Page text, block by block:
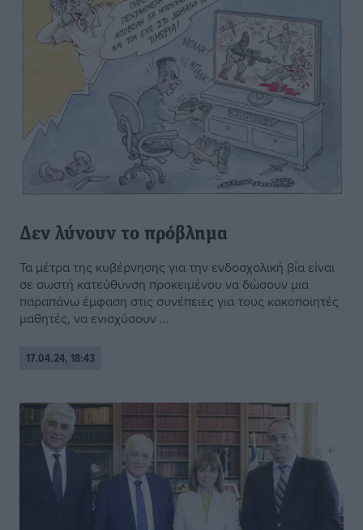
Δεν λύνουν το πρόβλημα
Τα μέτρα της κυβέρνησης για την ενδοσχολική βία είναι
σε σωστή κατεύθυνση προκειμένου να δώσουν μια
παραπάνω έμφαση στις συνέπειες για τους κακοποιητές
μαθητές, να ενισχύσουν ...
17.04.24, 18:43